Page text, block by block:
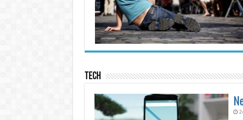
Tech